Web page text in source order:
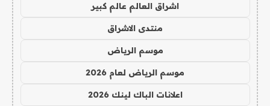
اشراق العالم عالم كبير
منتدى الاشراق
موسم الرياض
موسم الرياض لعام 2026
اعلانات الباك لينك 2026